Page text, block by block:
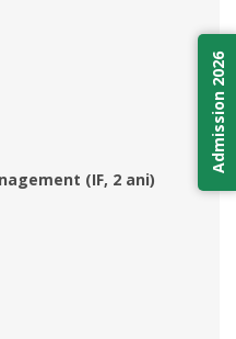
(IF, 2 ani)
Admission 2026